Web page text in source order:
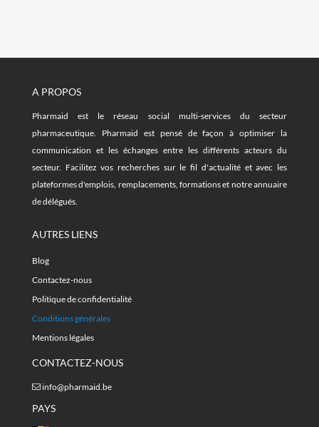
A PROPOS
Pharmaid est le réseau social multi-services du secteur
pharmaceutique. Pharmaid est pensé de façon à optimiser la
communication et les échanges entre les différents acteurs du
secteur. Facilitez vos recherches sur le fil d'actualité et avec les
plateformes d'emplois, remplacements, formations et notre annuaire
de délégués.
AUTRES LIENS
Blog
Contactez-nous
Politique de confidentialité
Conditions générales
Mentions légales
CONTACTEZ-NOUS
info@pharmaid.be
PAYS